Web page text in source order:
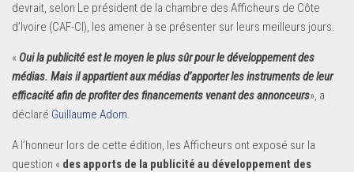
devrait, selon Le président de la chambre des Afficheurs de Côte
d’Ivoire (CAF-CI), les amener à se présenter sur leurs meilleurs jours.
« Oui la publicité est le moyen le plus sûr pour le développement des
médias. Mais il appartient aux médias d’apporter les instruments de leur
efficacité afin de profiter des financements venant des annonceurs», a
déclaré Guillaume Adom.
A l’honneur lors de cette édition, les Afficheurs ont exposé sur la
question « des apports de la publicité au développement des